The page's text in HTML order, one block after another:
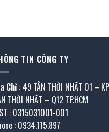
TIN CÔNG TY
Chỉ : 49 TÂN THỚI NHẤT 01 –
THỚI NHẤT – Q12 TP.HCM
: 0315031001-001
: 0934.115.897